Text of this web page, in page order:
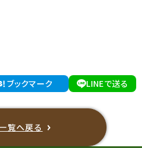
ブックマーク LINEで送る
覧へ戻る